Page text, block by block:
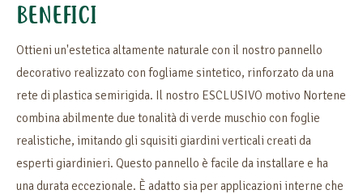
BENEFICI
Ottieni un'estetica altamente naturale con il nostro pannello
decorativo realizzato con fogliame sintetico, rinforzato da una
rete di plastica semirigida. Il nostro ESCLUSIVO motivo Nortene
combina abilmente due tonalità di verde muschio con foglie
realistiche, imitando gli squisiti giardini verticali creati da
esperti giardinieri. Questo pannello è facile da installare e ha
una durata eccezionale. È adatto sia per applicazioni interne che